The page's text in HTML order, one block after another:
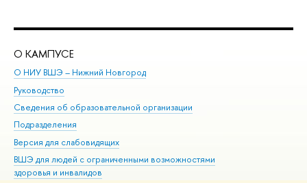
О КАМПУСЕ
О НИУ ВШЭ – Нижний Новгород
Руководство
Сведения об образовательной организации
Подразделения
Версия для слабовидящих
ВШЭ для людей с ограниченными возможностями
здоровья и инвалидов